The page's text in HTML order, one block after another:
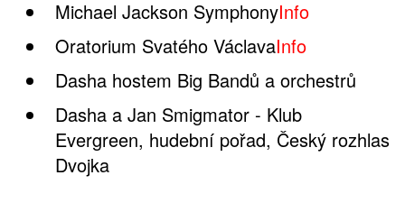
Michael Jackson SymphonyInfo
Oratorium Svatého VáclavaInfo
Dasha hostem Big Bandů a orchestrů
Dasha a Jan Smigmator - Klub
Evergreen, hudební pořad, Český rozhlas
Dvojka